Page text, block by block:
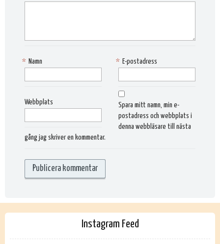
Namn
* E-postadress
*
Webbplats
Spara mitt namn, min e-
postadress och webbplats i
denna webbläsare till nästa
gång jag skriver en kommentar.
Instagram Feed